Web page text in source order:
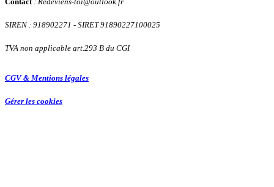
SIREN : 918902271 - SIRET 91890227100025
TVA non applicable art.293 B du CGI
CGV & Mentions légales
Gérer les cookies